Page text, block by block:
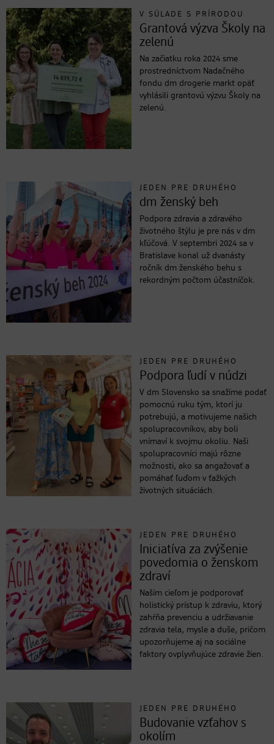
V SÚLADE S PRÍRODOU
Grantová výzva Školy na
zelenú
Na začiatku roka 2024 sme
prostredníctvom Nadačného
fondu dm drogerie markt opäť
vyhlásili grantovú výzvu Školy na
zelenú.
JEDEN PRE DRUHÉHO
dm ženský beh
Podpora zdravia a zdravého
životného štýlu je pre nás v dm
kľúčová. V septembri 2024 sa v
Bratislave konal už dvanásty
ročník dm ženského behu s
rekordným počtom účastníčok.
JEDEN PRE DRUHÉHO
Podpora ľudí v núdzi
V dm Slovensko sa snažíme podať
pomocnú ruku tým, ktorí ju
potrebujú, a motivujeme našich
spolupracovníkov, aby boli
vnímaví k svojmu okoliu. Naši
spolupracovníci majú rôzne
možnosti, ako sa angažovať a
pomáhať ľuďom v ťažkých
životných situáciách.
JEDEN PRE DRUHÉHO
Iniciatíva za zvýšenie
povedomia o ženskom
zdraví
Naším cieľom je podporovať
holistický prístup k zdraviu, ktorý
zahŕňa prevenciu a udržiavanie
zdravia tela, mysle a duše, pričom
upozorňujeme aj na sociálne
faktory ovplyvňujúce zdravie žien.
JEDEN PRE DRUHÉHO
Budovanie vzťahov s
okolím